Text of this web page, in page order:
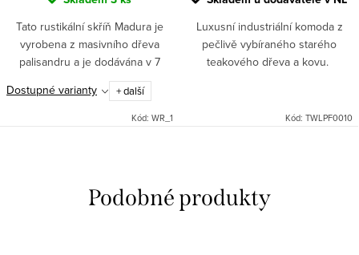
Tato rustikální skříň Madura je
vyrobena z masivního dřeva
palisandru a je dodávána v 7
různých odstínech. Při
objednávce nutné
upřesnit."Nedokonalé"
Dostupné varianty + další
Kód: WR_1
Luxusní industriální komoda z
pečlivě vybíraného starého
teakového dřeva a kovu.
Kód: TWLPF0010